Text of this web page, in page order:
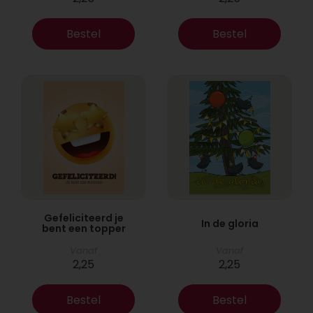
Bestel Bestel
Gefeliciteerd je
bent een topper
2,25
Bestel
In de gloria
2,25
Bestel